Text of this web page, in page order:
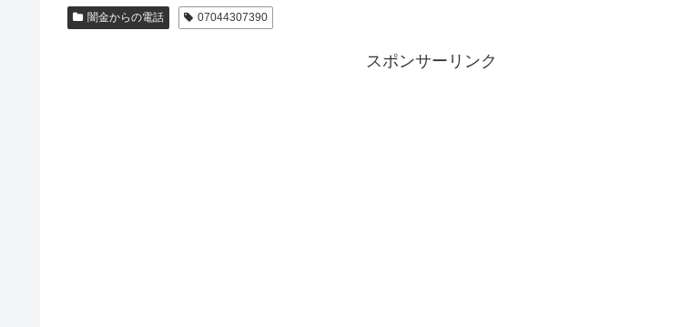
闇金からの電話 07044307390
スポンサーリンク